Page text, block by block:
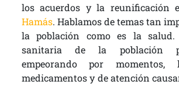
los acuerdos y la reunificación
Hamás. Hablamos de temas tan
la población como es la salud.
sanitaria de la población
empeorando por
medicamentos y de atención